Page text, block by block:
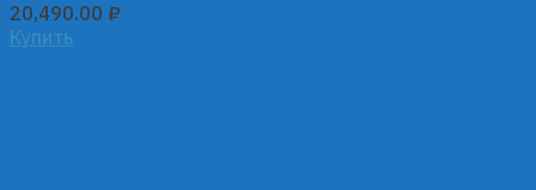
20,490.00 ₽
Купить